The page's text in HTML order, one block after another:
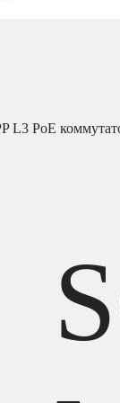
L3 PoE